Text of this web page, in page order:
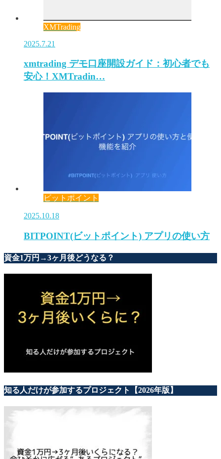
XMTrading
2025.7.21
xmtrading デモ口座開設ガイド：初心者でも
安心！XMTradin…
ビットポイント
2025.10.18
BITPOINT(ビットポイント) アプリの使い方
資金1万円→3ヶ月後どうなる？
知る人だけが参加するプロジェクト【2026年版】